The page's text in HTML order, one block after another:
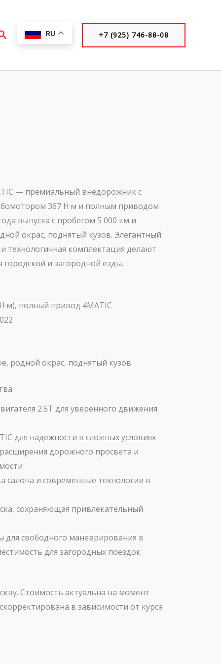
RU +7 (925) 746-88-08
— премиальный внедорожник с
367 Н·м и полным приводом
выпуска с пробегом 5 000 км и
окрас, поднятый кузов. Элегантный
технологичная комплектация делают
и загородной езды.
полный привод 4MATIC
родной окрас, поднятый кузов
2.5T для уверенного движения
для надежности в сложных условиях
дорожного просвета и
салона и современные технологии в
сохраняющая привлекательный
свободного маневрирования в
для загородных поездок
Стоимость актуальна на момент
в зависимости от курса